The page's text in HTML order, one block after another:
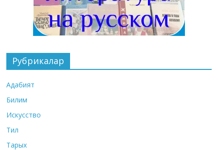
Рубрикалар
Адабият
Билим
Искусство
Тил
Тарых